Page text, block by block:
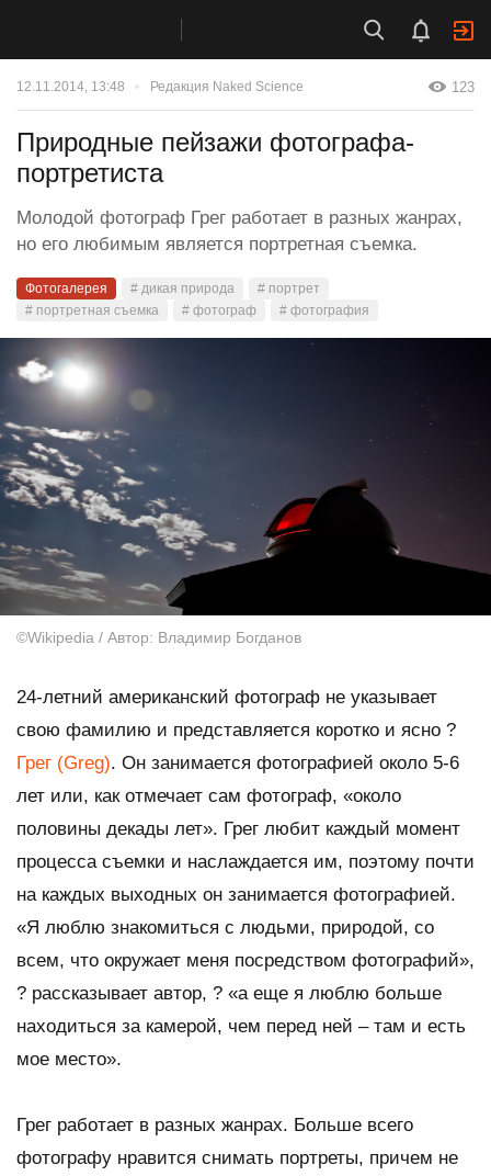
12.11.2014, 13:48 Редакция Naked Science 123
Природные пейзажи фотографа-
портретиста
Молодой фотограф Грег работает в разных жанрах,
но его любимым является портретная съемка.
Фотогалерея # дикая природа
# портрет
# портретная съемка
# фотограф # фотография
©Wikipedia / Автор: Владимир Богданов
24-летний американский фотограф не указывает
свою фамилию и представляется коротко и ясно ?
Грег (Greg). Он занимается фотографией около 5-6
лет или, как отмечает сам фотограф, «около
половины декады лет». Грег любит каждый момент
процесса съемки и наслаждается им, поэтому почти
на каждых выходных он занимается фотографией.
«Я люблю знакомиться с людьми, природой, со
всем, что окружает меня посредством фотографий»,
? рассказывает автор, ? «а еще я люблю больше
находиться за камерой, чем перед ней – там и есть
мое место».
Грег работает в разных жанрах. Больше всего
фотографу нравится снимать портреты, причем не